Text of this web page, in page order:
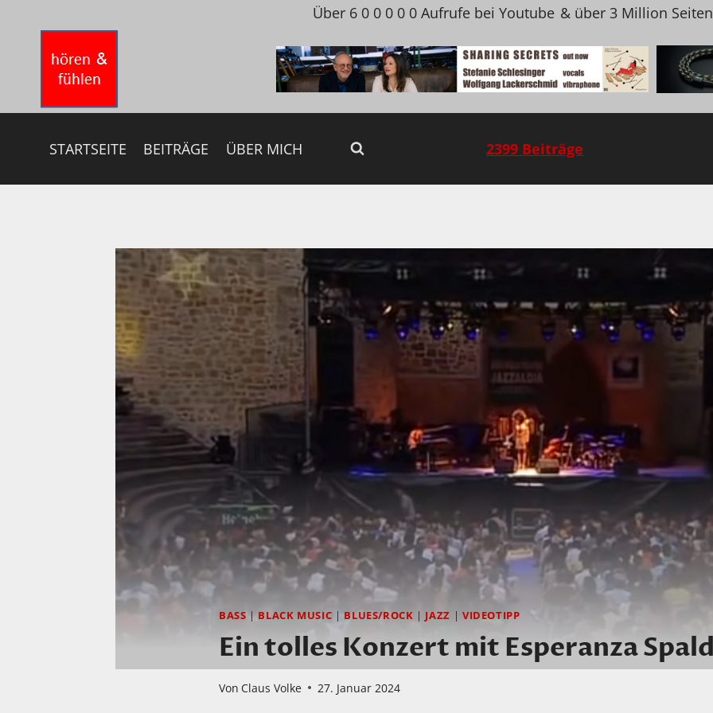
springen
Über 6 0 0 0 0 0 Aufrufe bei Youtube & über 3 Million
STARTSEITE BEITRÄGE ÜBER MICH 2399 Beiträge
BASS |BLACK MUSIC |BLUES/ROCK | JAZZ | VIDEOTIPP
Ein tolles Konzert mit Esperanza
Von Claus Volke 27. Januar 2024